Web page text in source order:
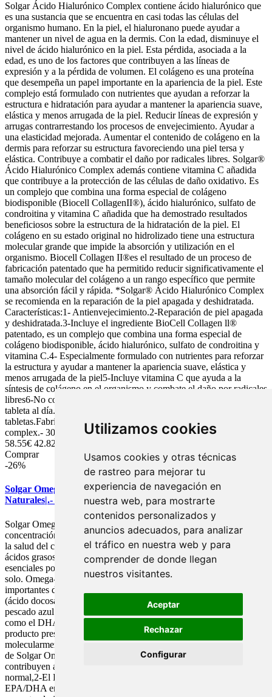
Utilizamos cookies
Usamos cookies y otras técnicas
de rastreo para mejorar tu
experiencia de navegación en
nuestra web, para mostrarte
contenidos personalizados y
anuncios adecuados, para analizar
el tráfico en nuestra web y para
comprender de donde llegan
nuestros visitantes.
Aceptar
Rechazar
Configurar
Solgar Ácido Hialurónico Complex contiene ácido hialurónico que
es una sustancia que se encuentra en casi todas las células del
organismo humano. En la piel, el hialuronano puede ayudar a
mantener un nivel de agua en la dermis. Con la edad, disminuye el
nivel de ácido hialurónico en la piel. Esta pérdida, asociada a la
edad, es uno de los factores que contribuyen a las líneas de
expresión y a la pérdida de volumen. El colágeno es una proteína
que desempeña un papel importante en la apariencia de la piel. Este
complejo está formulado con nutrientes que ayudan a reforzar la
estructura e hidratación para ayudar a mantener la apariencia suave,
elástica y menos arrugada de la piel. Reducir líneas de expresión y
arrugas contrarrestando los procesos de envejecimiento. Ayudar a
una elasticidad mejorada. Aumentar el contenido de colágeno en la
dermis para reforzar su estructura favoreciendo una piel tersa y
elástica. Contribuye a combatir el daño por radicales libres. Solgar®
Ácido Hialurónico Complex además contiene vitamina C añadida
que contribuye a la protección de las células de daño oxidativo. Es
un complejo que combina una forma especial de colágeno
biodisponible (Biocell CollagenII®), ácido hialurónico, sulfato de
condroitina y vitamina C añadida que ha demostrado resultados
beneficiosos sobre la estructura de la hidratación de la piel. El
colágeno en su estado original no hidrolizado tiene una estructura
molecular grande que impide la absorción y utilización en el
organismo. Biocell Collagen II®es el resultado de un proceso de
fabricación patentado que ha permitido reducir significativamente el
tamaño molecular del colágeno a un rango específico que permite
una absorción fácil y rápida. *Solgar® Ácido Hialurónico Complex
se recomienda en la reparación de la piel apagada y deshidratada.
Características:1- Antienvejecimiento.2-Reparación de piel apagada
y deshidratada.3-Incluye el ingrediente BioCell Collagen ll®
patentado, es un complejo que combina una forma especial de
colágeno biodisponible, ácido hialurónico, sulfato de condroitina y
vitamina C.4- Especialmente formulado con nutrientes para reforzar
la estructura y ayudar a mantener la apariencia suave, elástica y
menos arrugada de la piel5-Incluye vitamina C que ayuda a la
síntesis de colágeno en el organismo y combate el daño por radicales
libres6-No contiene azúcares, sal ni almidón. Modo de empleo: 1
tableta al día. Referencia: 03398401417.Envase: 30
tabletas.Fabricante: Solgar. Solgar Collagen Acido Hyaluronico
complex.- 30 tabletas.
58.55€ 42.82€
Comprar
-26%
Solgar Omega-3 Doble Concentración|Ácidos Grasos Omega 3
Naturales|.- 120 Cápsulas Blandas.
Solgar Omega-3 Doble Concentración Cápsulas blandas es una
concentración alta de ácidos grasos omega 3 naturales; que ayuda a
la salud del corazón.Las grasas buenas, también conocidas como
ácidos grasos omega-3, son ácidos grasos esenciales. Se denominan
esenciales porque el organismo no es capaz de producirlos por sí
solo. Omega-3 Doble Concentración contiene los tipos más
importantes de omega 3, el EPA (ácido eicosapentanoico) y el DHA
(ácido docosahexanoico). Se encuentran habitualmente en el
pescado azul como la sardina, la caballa y el salmón. Tanto el EPA
como el DHA contribuyen a la función normal del corazón. Este
producto presenta un equilibrio de ácidos grasos omega 3 y está
molecularmente destilado para eliminar el mercurio. Características
de Solgar Omega-3 Doble Concentración:1-El DHA y el EPA
contribuyen a: El nivel normal de triglicéridos, la función cardíaca
normal,2-El DHA contribuye a mantener una visión normal.3-
EPA/DHA en una forma óptima, pura y potente, duplica la cantidad